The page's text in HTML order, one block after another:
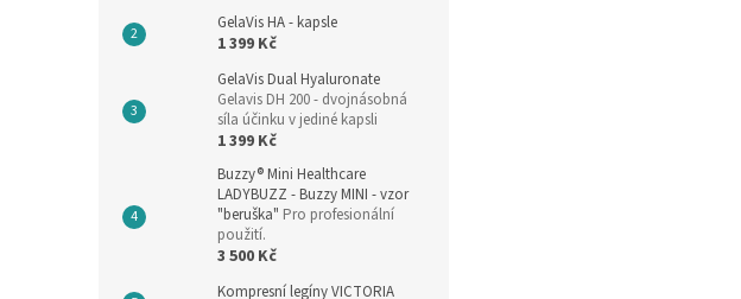
GelaVis HA - kapsle
1 399 Kč
GelaVis Dual Hyaluronate
Gelavis DH 200 - dvojnásobná
síla účinku v jediné kapsli
1 399 Kč
Buzzy® Mini Healthcare
LADYBUZZ - Buzzy MINI - vzor
"beruška" Pro profesionální
použití.
3 500 Kč
Kompresní legíny VICTORIA